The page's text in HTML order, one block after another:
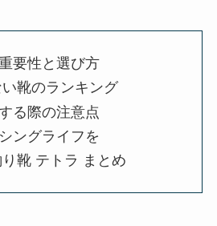
要性と選び方
靴のランキング
る際の注意点
ングライフを
靴 テトラ まとめ